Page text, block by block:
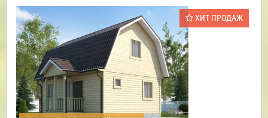
ХИТ ПРОДАЖ